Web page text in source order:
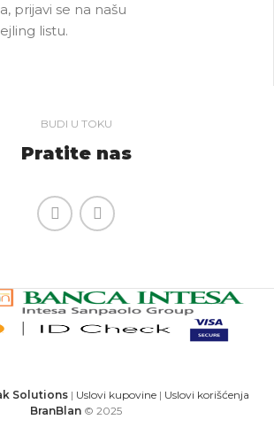
prijavi se na našu
listu.
BUDI U TOKU
Pratite nas
Solutions | Uslovi kupovine | Uslovi korišćenja
BranBlan © 2025